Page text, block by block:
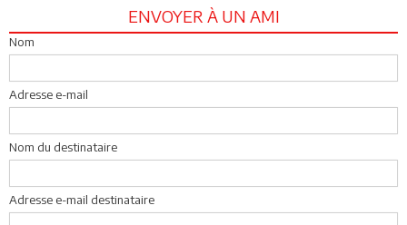
ENVOYER À UN AMI
Nom
Adresse e-mail
Nom du destinataire
Adresse e-mail destinataire